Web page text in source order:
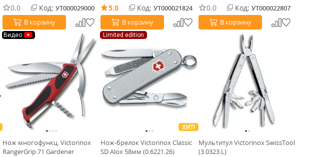
0.0 Код: УТ000029000
В корзину
5.0 Код: УТ000021824
В корзину
0.0 Код: УТ000022807
В корзину
Видео
Нож многофункц. Victorinox
RangerGrip 71 Gardener
Limited edition
ХИТ!
Нож-брелок Victorinox Classic
SD Alox 58мм (0.6221.26)
Мультитул Victorinox SwissTool
(3.0323.L)